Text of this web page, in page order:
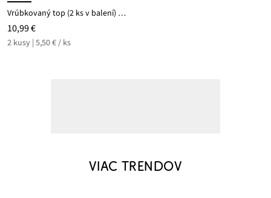
Vrúbkovaný top (2 ks v balení) z bio bavlny
10,99 €
2 kusy | 5,50 € / ks
VIAC TRENDOV